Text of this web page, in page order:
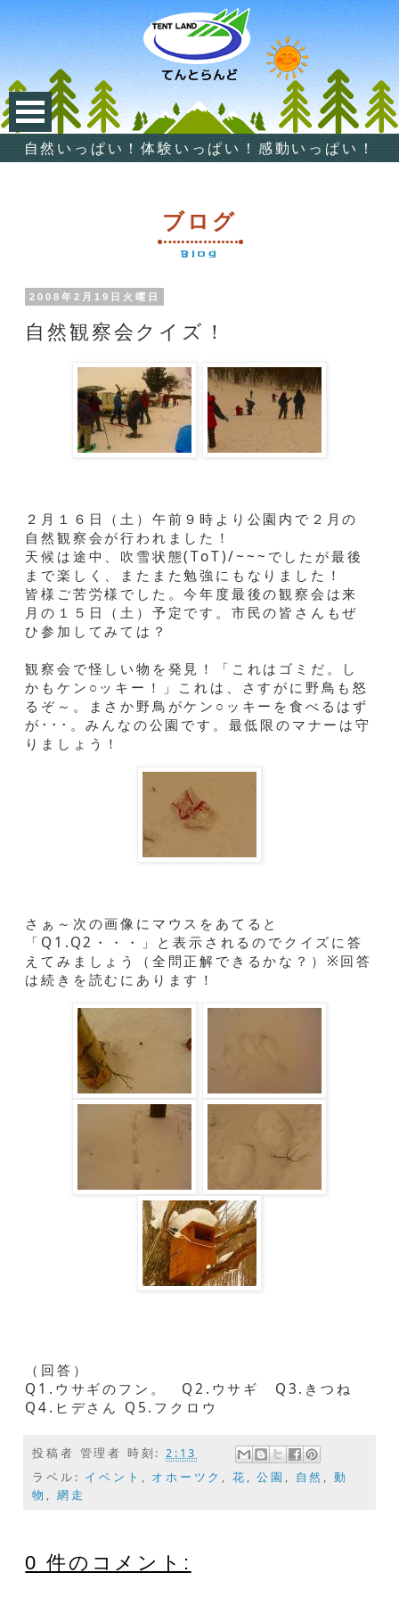
自然いっぱい！体験いっぱい！感動いっぱい！
ブログ
Blog
2008年2月19日火曜日
自然観察会クイズ！
２月１６日（土）午前９時より公園内で２月の
自然観察会が行われました！
天候は途中、吹雪状態(ToT)/~~~でしたが最後
まで楽しく、またまた勉強にもなりました！
皆様ご苦労様でした。今年度最後の観察会は来
月の１５日（土）予定です。市民の皆さんもぜ
ひ参加してみては？
観察会で怪しい物を発見！「これはゴミだ。し
かもケン○ッキー！」これは、さすがに野鳥も怒
るぞ～。まさか野鳥がケン○ッキーを食べるはず
が･･･。みんなの公園です。最低限のマナーは守
りましょう！
さぁ～次の画像にマウスをあてると
「Q1.Q2・・・」と表示されるのでクイズに答
えてみましょう（全問正解できるかな？）※回答
は続きを読むにあります！
（回答）
Q1.ウサギのフン。 Q2.ウサギ Q3.きつね
Q4.ヒデさん Q5.フクロウ
投稿者 管理者 時刻:2:13
ラベル: イベント , オホーツク , 花 ,公園 , 自然 , 動
物 , 網走
0 件のコメント: